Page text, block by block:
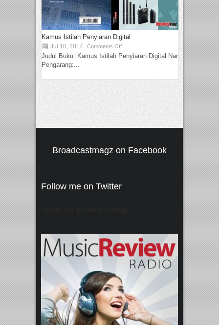
Kamus Istilah Penyiaran Digital
Jul 10, 2014 Comments Off
Judul Buku: Kamus Istilah Penyiaran Digital Nama
Pengarang:...
Broadcastmagz on Facebook
Follow me on Twitter